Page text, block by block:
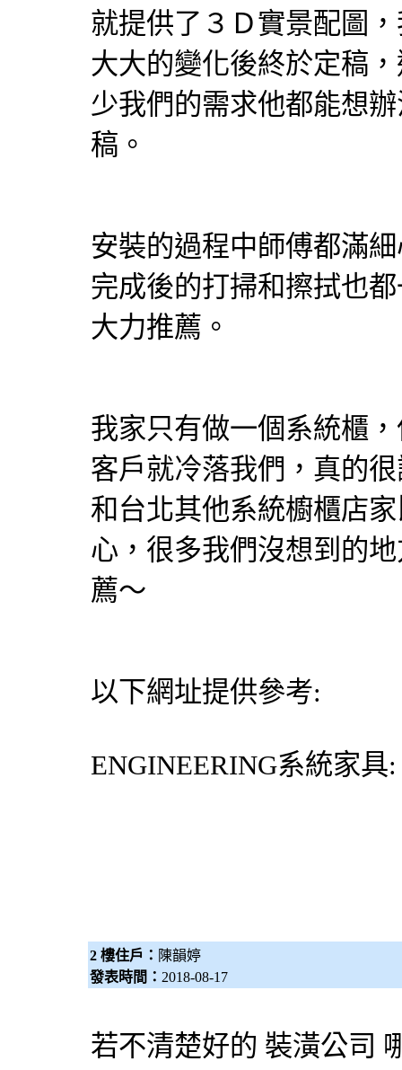
就提供了３Ｄ實景配圖
大大的變化後終於定稿
少我們的需求他都能想
稿。
安裝的過程中師傅都滿
完成後的打掃和擦拭也
大力推薦。
我家只有做一個 系統櫃
客戶就冷落我們，真的
和台北其他系統櫥櫃店
心，很多我們沒想到的
薦～
以下網址提供參考:
ENGINEERING系統家具
2 樓住戶： 陳韻婷
發表時間： 2018-08-17
若不清楚好的 裝潢公司